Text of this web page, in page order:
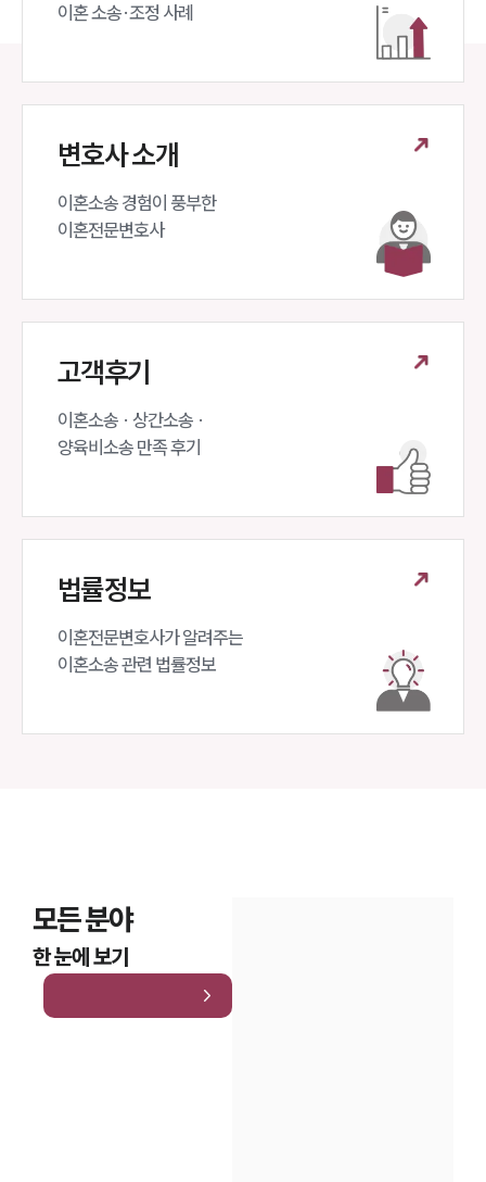
이혼 소송·조정 사례
변호사 소개
이혼소송 경험이 풍부한
이혼전문변호사
고객후기
이혼소송 · 상간소송 ·
양육비소송 만족 후기
법률정보
이혼전문변호사가 알려주는
이혼소송 관련 법률정보
모든 분야
한 눈에 보기